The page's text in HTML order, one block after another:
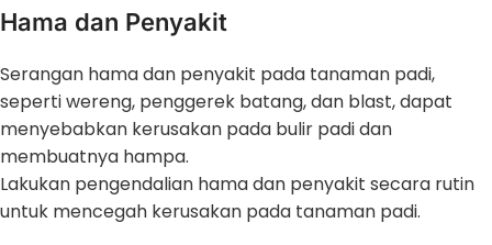
Hama dan Penyakit
Serangan hama dan penyakit pada tanaman padi,
seperti wereng, penggerek batang, dan blast, dapat
menyebabkan kerusakan pada bulir padi dan
membuatnya hampa.
Lakukan pengendalian hama dan penyakit secara rutin
untuk mencegah kerusakan pada tanaman padi.